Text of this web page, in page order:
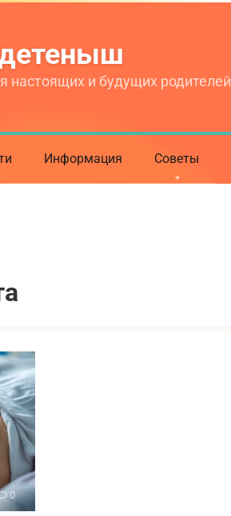
настоящих и будущих родителей
Информация Советы
0